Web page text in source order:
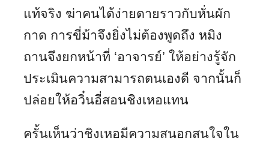
แท้จริง ฆ่าคนได้ง่ายดายราวกับหั่นผัก
กาด การขี่ม้าจึงยิ่งไม่ต้องพูดถึง หมิง
ถานจึงยกหน้าที่ ‘อาจารย์’ ให้อย่างรู้จัก
ประเมินความสามารถตนเองดี จากนั้นก็
ปล่อยให้อวิ๋นอี่สอนชิงเหอแทน
ครั้นเห็นว่าชิงเหอมีความสนอกสนใจใน